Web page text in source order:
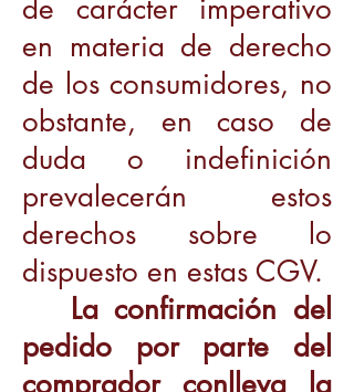
de carácter imperativo
en materia de derecho
de los consumidores, no
obstante, en caso de
duda o indefinición
prevalecerán estos
derechos sobre lo
dispuesto en estas CGV.
La confirmación del
pedido por parte del
comprador conlleva la